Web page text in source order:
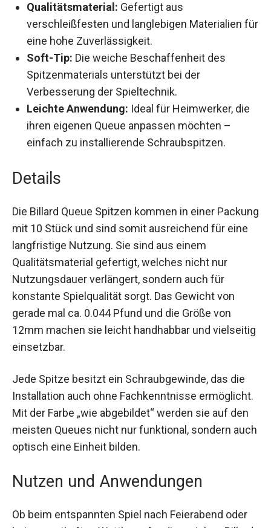
Qualitätsmaterial: Gefertigt aus
verschleißfesten und langlebigen Materialien
für eine hohe Zuverlässigkeit.
Soft-Tip: Die weiche Beschaffenheit des
Spitzenmaterials unterstützt bei der
Verbesserung der Spieltechnik.
Leichte Anwendung: Ideal für Heimwerker, die
ihren eigenen Queue anpassen möchten –
einfach zu installierende Schraubspitzen.
Details
Die Billard Queue Spitzen kommen in einer
Packung mit 10 Stück und sind somit
ausreichend für eine langfristige Nutzung. Sie
sind aus einem Qualitätsmaterial gefertigt,
welches nicht nur Nutzungsdauer verlängert,
sondern auch für konstante Spielqualität sorgt.
Das Gewicht von gerade mal ca. 0.044 Pfund und
die Größe von 12mm machen sie leicht
handhabbar und vielseitig einsetzbar.
Jede Spitze besitzt ein Schraubgewinde, das die
Installation auch ohne Fachkenntnisse
ermöglicht. Mit der Farbe „wie abgebildet“ werden
sie auf den meisten Queues nicht nur funktional,
sondern auch optisch eine Einheit bilden.
Nutzen und Anwendungen
Ob beim entspannten Spiel nach Feierabend oder